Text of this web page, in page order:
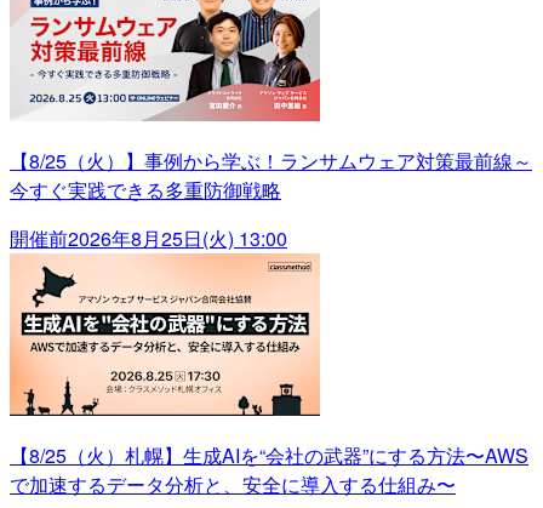
【8/25（火）】事例から学ぶ！ランサムウェア対策最前線～
今すぐ実践できる多重防御戦略
開催前2026年8月25日(火) 13:00
【8/25（火）札幌】生成AIを“会社の武器”にする方法〜AWS
で加速するデータ分析と、安全に導入する仕組み〜